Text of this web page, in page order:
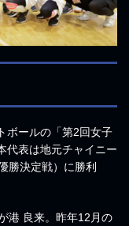
ボールの「第2回女子
代表は地元チャイニー
勝決定戦）に勝利
港 良来。昨年12月の